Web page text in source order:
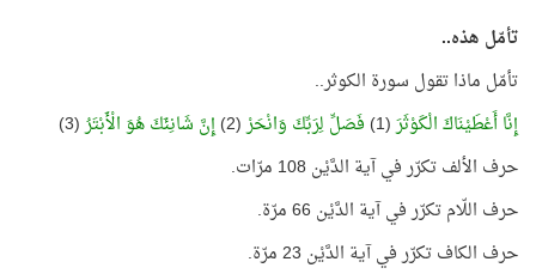
تأمّل هذه..
تأمّل ماذا تقول سورة الكوثر..
إِنَّا أَعْطَيْنَاكَ الْكَوْثَرَ(1) فَصَلِّ لِرَبِّكَ وَانْحَرْ(2) إِنَّ شَانِئَكَ هُوَ الْأَبْتَرُ(3)
حرف الألف تكرّر في آية الدَّيْن 108 مرّات.
حرف اللّام تكرّر في آية الدَّيْن 66 مرّة.
حرف الكاف تكرّر في آية الدَّيْن 23 مرّة.